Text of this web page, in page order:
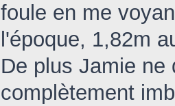
foule en me
l'époque, 1,82m
De plus Jamie ne
complètement